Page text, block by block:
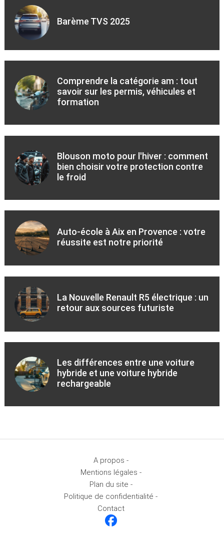
Barème TVS 2025
Comprendre la catégorie am : tout
savoir sur les permis, véhicules et
formation
Blouson moto pour l'hiver : comment
bien choisir votre protection contre
le froid
Auto-école à Aix en Provence : votre
réussite est notre priorité
La Nouvelle Renault R5 électrique : un
retour aux sources futuriste
Les différences entre une voiture
hybride et une voiture hybride
rechargeable
A propos -
Mentions légales -
Plan du site -
Politique de confidentialité -
Contact